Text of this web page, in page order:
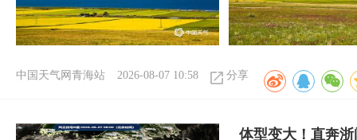
中国天气网青海站 2026-08-07 10:58 分享
体型变大！直奔